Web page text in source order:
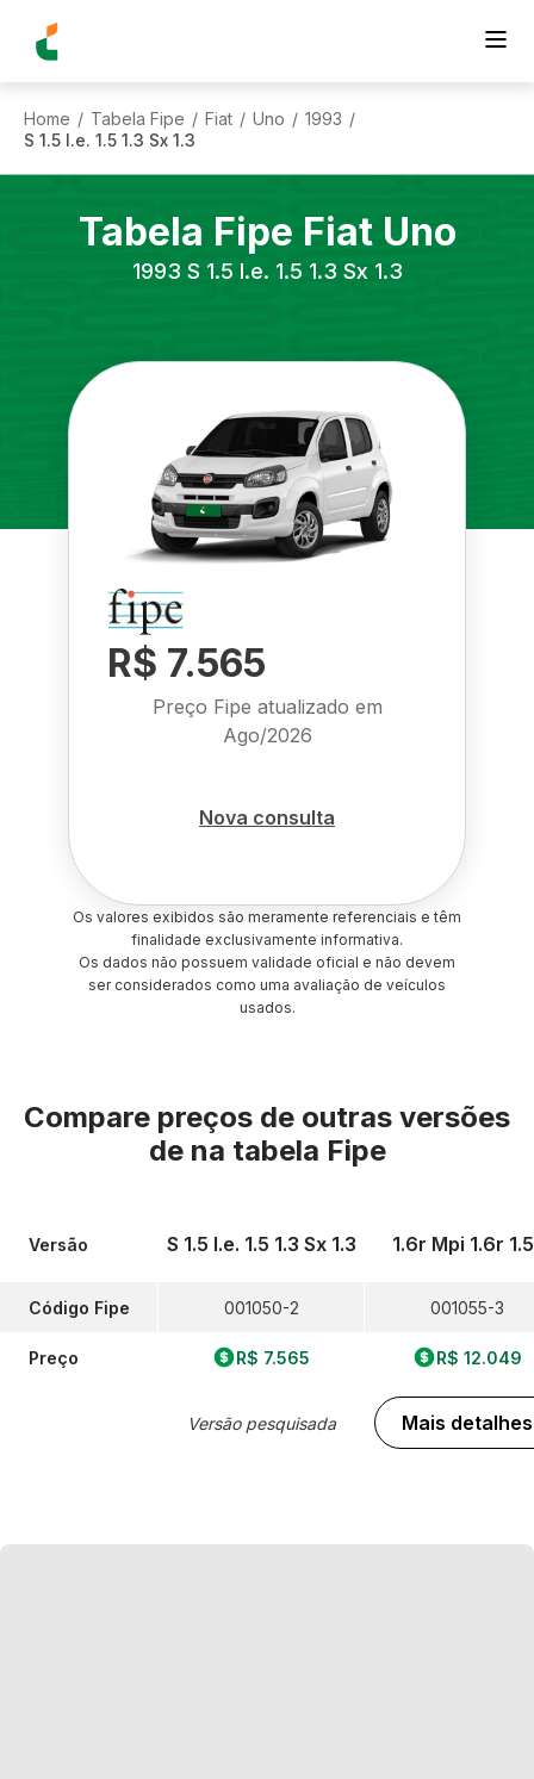
Home / Tabela Fipe / Fiat / Uno / 1993 /
S 1.5 I.e. 1.5 1.3 Sx 1.3
Tabela Fipe Fiat Uno
1993 S 1.5 I.e. 1.5 1.3 Sx 1.3
R$ 7.565
Preço Fipe atualizado em
Ago/2026
Nova consulta
Os valores exibidos são meramente referenciais e têm
finalidade exclusivamente informativa.
Os dados não possuem validade oficial e não devem
ser considerados como uma avaliação de veículos
usados.
Compare preços de outras versões
de na tabela Fipe
Versão
Código Fipe
Preço
S 1.5 I.e. 1.5 1.3 Sx 1.3
001050-2
R$ 7.565
Versão pesquisada
1.6r Mpi 1.6r
001055-3
R$ 12.049
Mais detalhes